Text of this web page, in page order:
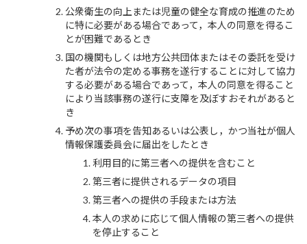
公衆衛生の向上または児童の健全な育成の推進のため
に特に必要がある場合であって，本人の同意を得るこ
とが困難であるとき
国の機関もしくは地方公共団体またはその委託を受け
た者が法令の定める事務を遂行することに対して協力
する必要がある場合であって，本人の同意を得ること
により当該事務の遂行に支障を及ぼすおそれがあると
き
予め次の事項を告知あるいは公表し，かつ当社が個人
情報保護委員会に届出をしたとき
利用目的に第三者への提供を含むこと
第三者に提供されるデータの項目
第三者への提供の手段または方法
本人の求めに応じて個人情報の第三者への提供
を停止すること